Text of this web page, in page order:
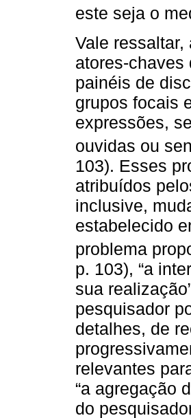
este seja o
Vale
atores-chaves
painéis de
grupos focais
expressões,
ouvidas ou
103). Esses
atribuídos
inclusive,
estabelecido
problema
p. 103), “a
sua
pesquisador
detalhes, de
relevantes
“a agregação
do